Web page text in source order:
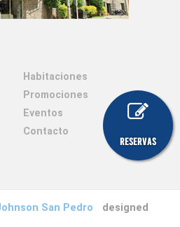
Habitaciones
Promociones
Eventos
Contacto
San Pedro
designed